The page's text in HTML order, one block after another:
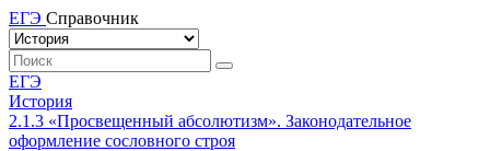
ЕГЭ Справочник
ЕГЭ
История
2.1.3 «Просвещенный абсолютизм». Законодательное
оформление сословного строя